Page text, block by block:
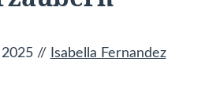
// Isabella Fernandez